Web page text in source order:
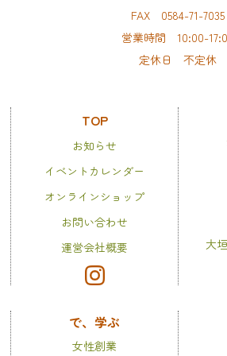
FAX 0584-71-7035
営業時間 10:00-
定休日 不定休
TOP
お知らせ
イベントカレンダー
オンラインショップ
お問い合わせ
運営会社概要
大
で、学ぶ
女性創業